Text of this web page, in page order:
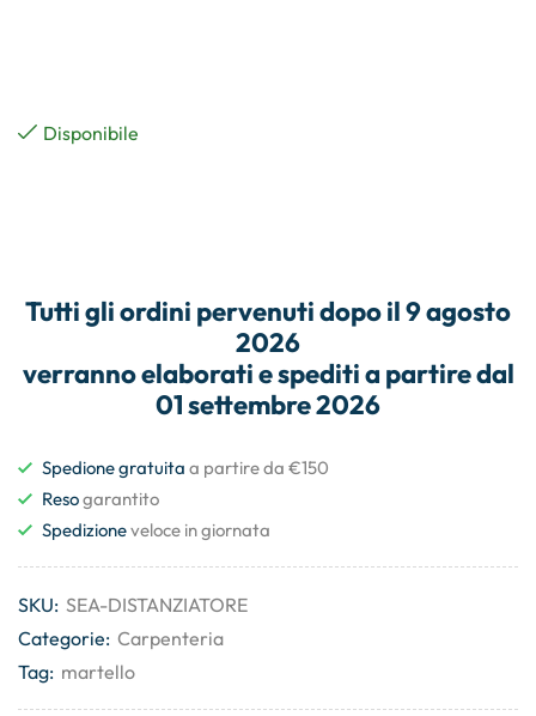
Disponibile
Tutti gliordini pervenuti dopo il9 agosto
2026
verranno elaborati espeditia partire dal
01 settembre 2026
Spedione gratuita a partire da €150
Resogarantito
Spedizioneveloce in giornata
SKU: SEA-DISTANZIATORE
Categorie: Carpenteria
Tag: martello